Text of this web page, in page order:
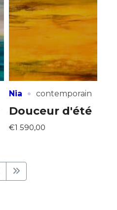
Nia · contemporain
Douceur d'été
€1 590,00